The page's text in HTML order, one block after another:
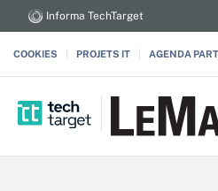
Informa TechTarget
COOKIES PROJETS IT AGENDA